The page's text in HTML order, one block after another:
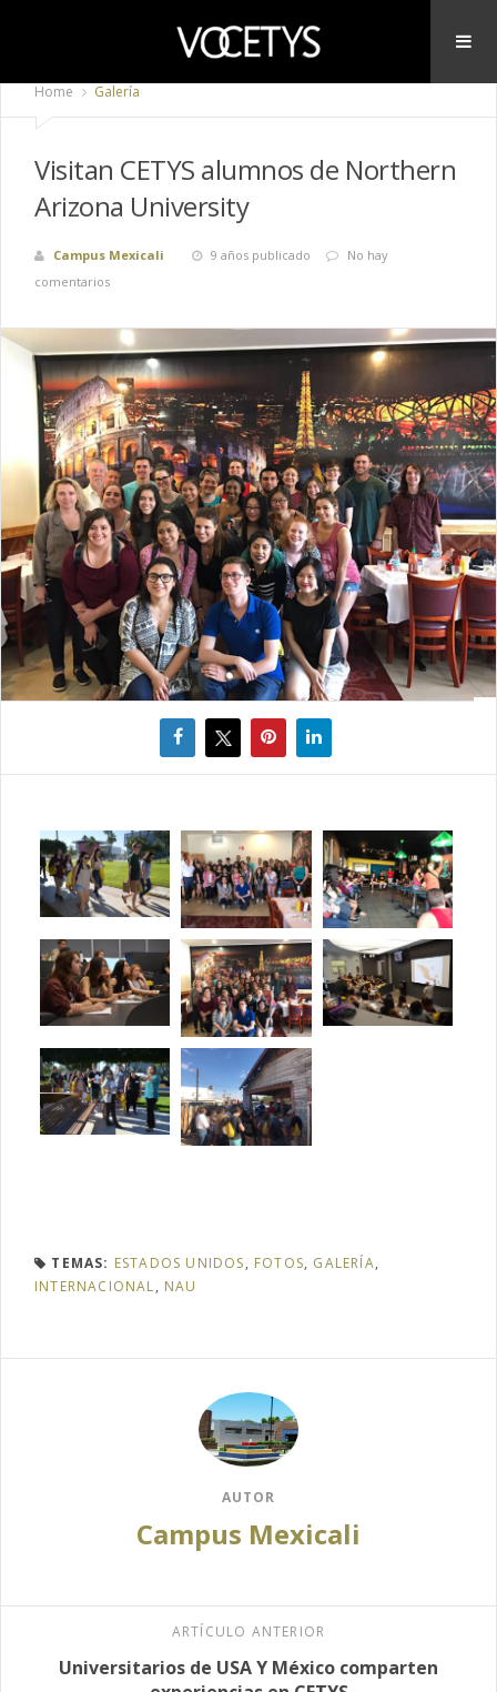
Home Galería
Visitan CETYS alumnos de Northern
Arizona University
Campus Mexicali 9 años publicado
No hay
comentarios
TEMAS: ESTADOS UNIDOS, FOTOS, GALERÍA,
INTERNACIONAL, NAU
AUTOR
Campus Mexicali
ARTÍCULO ANTERIOR
Universitarios de USA Y México comparten